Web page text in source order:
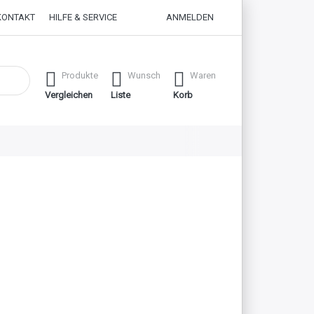
HILFE & SERVICE ANMELDEN
Ergebnisse. Drücken Sie die Eingabetaste, um alle
Produkte
Vergleichen
Wunsch
Liste
Waren
Korb